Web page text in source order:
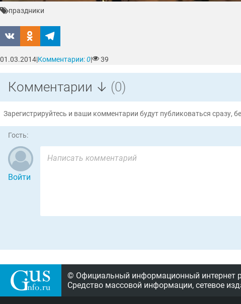
праздники
01.03.2014|Комментарии:0| 39
Комментарии ↓ (0)
Зарегистрируйтесь и ваши комментарии будут публиковаться сразу,
Гость:
Войти
© Официальный информационный интернет
Средство массовой информации, сетевое